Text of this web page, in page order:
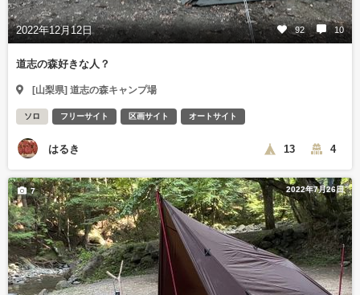
2022年12月12日 92 10
道志の森好きな人？
[山梨県] 道志の森キャンプ場
ソロ フリーサイト 区画サイト オートサイト
はるき 13 4
2022年7月26日
7